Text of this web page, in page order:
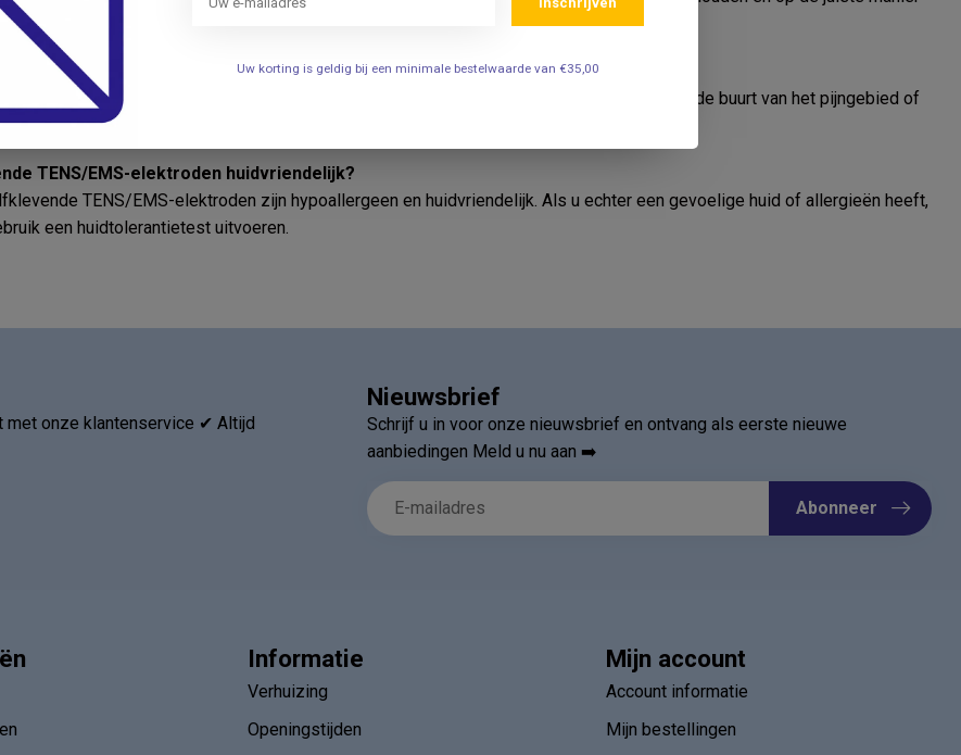
zelfklevende TENS/EMS-elektroden correct aan?
van de fabrikant van het apparaat en plaats de elektroden op een schone, droge huid in de buurt van het pijngebied of
wilt stimuleren.
TENS/EMS-elektroden huidvriendelijk?
TENS/EMS-elektroden zijn hypoallergeen en huidvriendelijk. Als u echter een gevoelige huid of allergieën heeft,
een huidtolerantietest uitvoeren.
onze klantenservice ✔ Altijd
Nieuwsbrief
Schrijf u in voor onze nieuwsbrief en ontvang als eerste nieuwe
aanbiedingen Meld u nu aan ➡️
Abonneer
Informatie
Verhuizing
Openingstijden
Mijn account
Account informatie
Mijn bestellingen
Uw korting is geldig bij een minimale bestelwaarde van €35,00